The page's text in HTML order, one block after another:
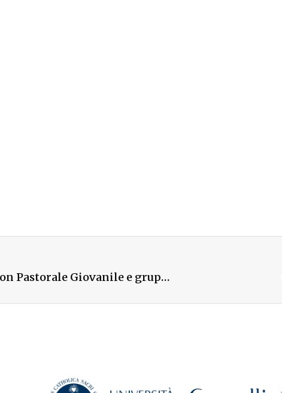
A Forlì l’orientamento universitario con Pastorale Giovanile e gruppi Giovani